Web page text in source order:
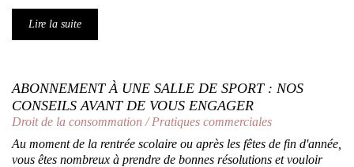
Lire la suite
ABONNEMENT À UNE SALLE DE SPORT : NOS
CONSEILS AVANT DE VOUS ENGAGER
Droit de la consommation /Pratiques commerciales
Au moment de la rentrée scolaire ou après les fêtes de fin d'année,
vous êtes nombreux à prendre de bonnes résolutions et vouloir